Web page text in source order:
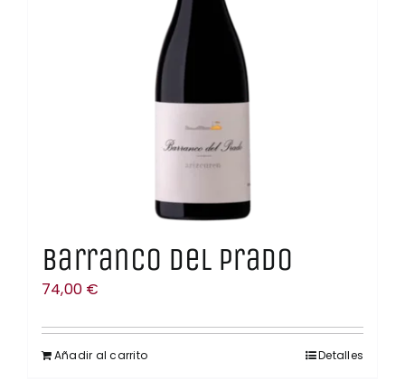
Barranco del Prado
74,00 €
Añadir al carrito Detalles